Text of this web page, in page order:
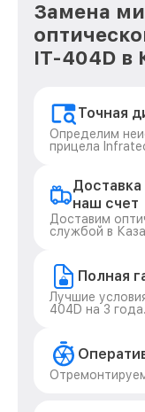
Замена
IT-404D в
Точная
Определим
прицела
наш счет
Доставим
службой в
Полная
Лучшие
404D на 3 года.